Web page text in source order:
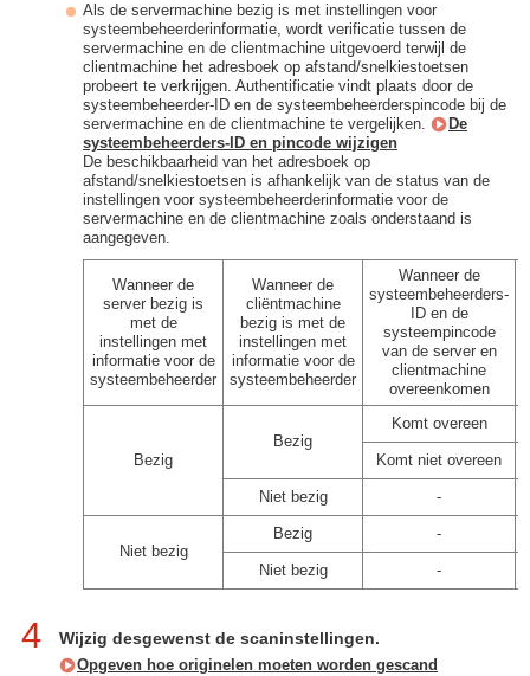
Als de servermachine bezig is met instellingen voor
systeembeheerderinformatie, wordt verificatie tussen de
servermachine en de clientmachine uitgevoerd terwijl de
clientmachine het adresboek op afstand/snelkiestoetsen
probeert te verkrijgen. Authentificatie vindt plaats door de
systeembeheerder-ID en de systeembeheerderspincode bij de
servermachine en de clientmachine te vergelijken.
De
systeembeheerders-ID en pincode wijzigen
De beschikbaarheid van het adresboek op
afstand/snelkiestoetsen is afhankelijk van de status van de
instellingen voor systeembeheerderinformatie voor de
servermachine en de clientmachine zoals onderstaand is
aangegeven.
Wanneer de
server bezig is
met de
instellingen met
informatie voor de
systeembeheerder
Wanneer de
cliëntmachine
bezig is met de
instellingen met
informatie voor de
systeembeheerder
Wanneer de
systeembeheerders-
ID en de
systeempincode
van de server en
clientmachine
overeenkomen
Bezig
Bezig
Komt overeen
Komt niet overeen
Niet bezig -
Niet bezig
Bezig -
Niet bezig -
4 Wijzig desgewenst de scaninstellingen.
Opgeven hoe originelen moeten worden gescand